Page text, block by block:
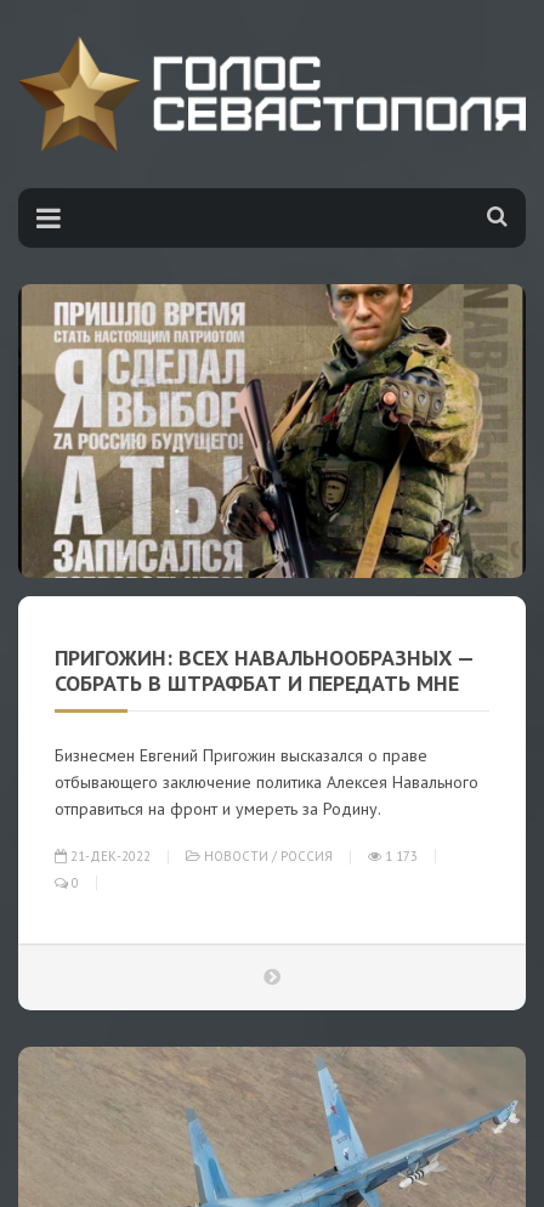
ПРИГОЖИН: ВСЕХ НАВАЛЬНООБРАЗНЫХ —
СОБРАТЬ В ШТРАФБАТ И ПЕРЕДАТЬ МНЕ
Бизнесмен Евгений Пригожин высказался о праве
отбывающего заключение политика Алексея Навального
отправиться на фронт и умереть за Родину.
21-ДЕК-2022 НОВОСТИ / РОССИЯ
1 173
0